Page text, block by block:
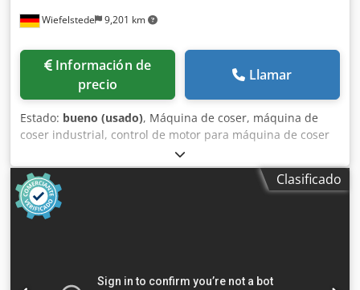
Wiefelstede 9,201 km
Información de
precio
Llamar
Estado: bueno (usado), Máquina de coser, máquina de
coser industrial, control de motor para máquina de coser
industrial, caja de control de motor, controlador de motor -
Fabricante: Vetron, caja de control de motor para máquina
de coser industrial - Tipo: YSC-8340 - Voltaje: 230V Crodpfx
Agoxnwx Rekjf - Cantidad: 13 unidades disponibles -
Precio: por unidad - Dimensiones: 280/130/Alt.310 mm -
Clasificado